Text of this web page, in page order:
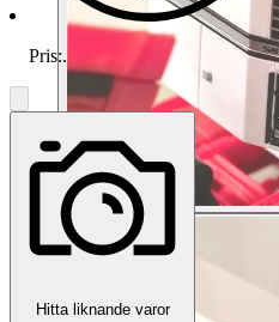
Pris:.
Hitta liknande varor